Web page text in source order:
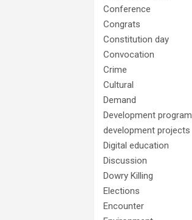
Conference
Congrats
Constitution day
Convocation
Crime
Cultural
Demand
Development program
development projects
Digital education
Discussion
Dowry Killing
Elections
Encounter